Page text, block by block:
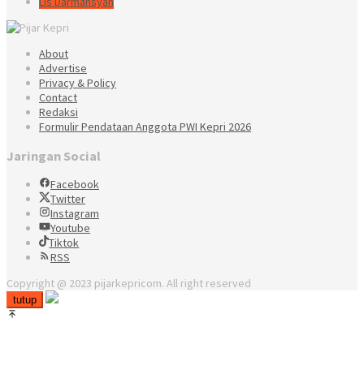
About
Advertise
Privacy & Policy
Contact
Redaksi
Formulir Pendataan Anggota PWI Kepri 2026
Jaringan Social
Facebook
Twitter
Instagram
Youtube
Tiktok
RSS
Copyright @ 2023 pijarkepricom. All right reserved
tutup